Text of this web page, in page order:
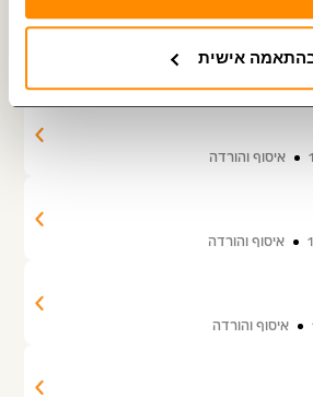
אישית
איסוף והורדה
איסוף והורדה
איסוף והורדה